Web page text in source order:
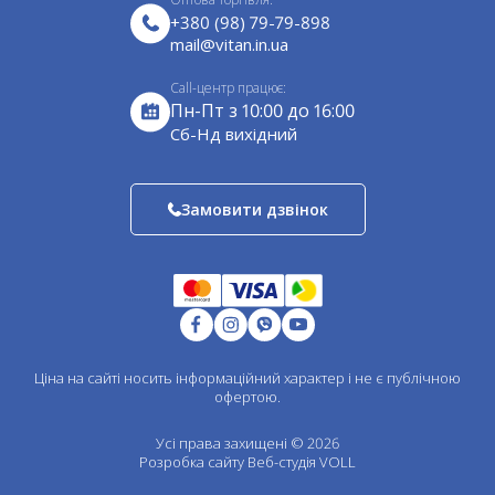
непереборної сили (пожежа, блискавка, повінь,
ураган).
Сертифікати
Завантажити прайс-лист
Подушки декоративні
Санки
Для барбекю
Оцинковані водостічні системи
Водостічні системи ф140
Пластикові водост. системи ф90
Пластикові водост. системи ф130
Оцинковані елементи покрівлі
Елементи для вентиляції цинк
Двостінні елементи димоходу
Одностінні ел. димоходу зварний шов
Двостінні ел. димоходу зварний шов
Перехідники
+380 (98) 79-79-898
mail@vitan.in.ua
Call-центр працює:
Пн-Пт з 10:00 до 16:00
Cб-Нд вихідний
Замовити дзвінок
Ціна на сайті носить інформаційний характер і не є публічною
офертою.
Усі права захищені © 2026
Розробка сайту Веб-студія VOLL